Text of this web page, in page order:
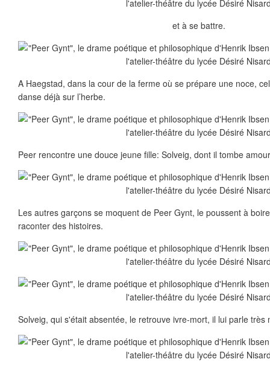
et à se battre.
A Haegstad, dans la cour de la ferme où se prépare une noce,
danse déjà sur l’herbe.
Peer rencontre une douce jeune fille: Solveig, dont il tombe
Les autres garçons se moquent de Peer Gynt, le poussent à
raconter des histoires.
Solveig, qui s'était absentée, le retrouve ivre-mort, il lui parle très